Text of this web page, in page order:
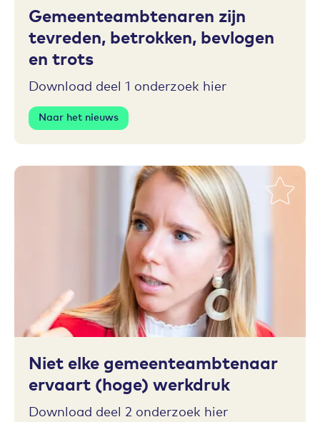
Gemeenteambtenaren zijn
tevreden, betrokken, bevlogen
en trots
Download deel 1 onderzoek hier
Naar het nieuws
Toevoegen aan favorieten
Niet elke gemeenteambtenaar
ervaart (hoge) werkdruk
Download deel 2 onderzoek hier